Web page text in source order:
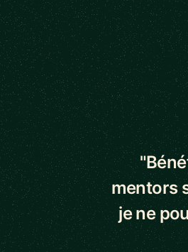
5 out of 5
mentors
je ne